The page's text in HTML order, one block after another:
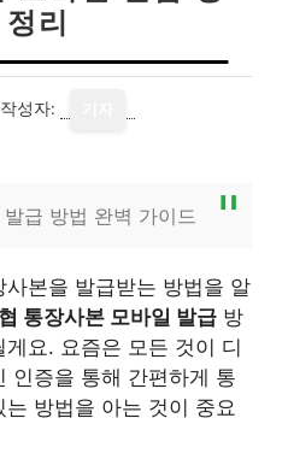
리
작성자:
급 방법 완벽 가이드
본을 발급받는 방법을 알
통장사본 모바일 발급 방
요. 요즘은 모든 것이 디
인증을 통해 간편하게 통
방법을 아는 것이 중요